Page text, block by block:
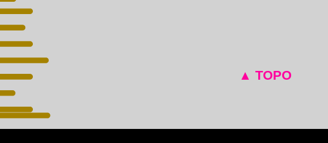
▲ TOPO